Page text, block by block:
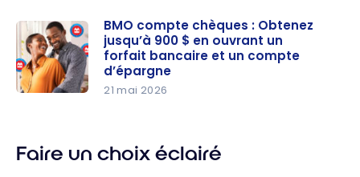
Carte BMO
eclipse
Visa
Infinite !*
Jusqu’à
100 000
Points
avec la
d BMO
Ascend
chèques :
Obtenez
BMO compte chèques : Obtenez
jusqu’à 900 $ en ouvrant un
forfait bancaire et un compte
d’épargne
21 mai 2026
Faire un choix éclairé